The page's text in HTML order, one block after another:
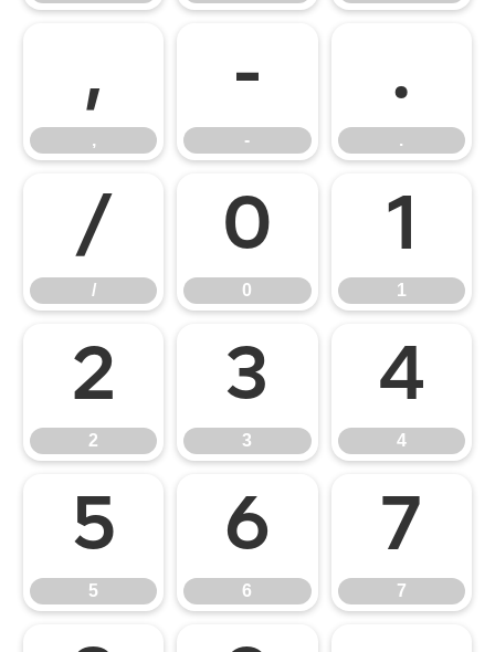
,
,
-
-
.
.
/
/
0
0
1
1
2
2
3
3
4
4
5
5
6
6
7
7